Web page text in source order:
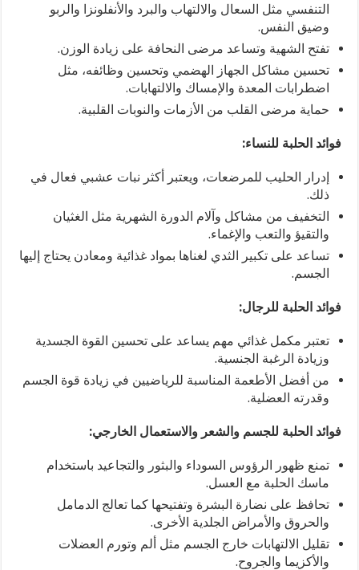
التنفسي مثل السعال والالتهاب والبرد والأنفلونزا والربو
وضيق النفس.
تفتح الشهية وتساعد مرضى النحافة على زيادة الوزن.
تحسين مشاكل الجهاز الهضمي وتحسين وظائفه، مثل
اضطرابات المعدة والإمساك والالتهابات.
حماية مرضى القلب من الأزمات والنوبات القلبية.
فوائد الحلبة للنساء:
إدرار الحليب للمرضعات، ويعتبر أكثر نبات عشبي فعال في
ذلك.
التخفيف من مشاكل وآلام الدورة الشهرية مثل الغثيان
والتقيؤ والتعب والإغماء.
تساعد على تكبير الثدي لغناها بمواد غذائية ومعادن يحتاج إليها
الجسم.
فوائد الحلبة للرجال:
تعتبر مكمل غذائي مهم يساعد على تحسين القوة الجسدية
وزيادة الرغبة الجنسية.
من أفضل الأطعمة المناسبة للرياضيين في زيادة قوة الجسم
وقدرته العضلية.
فوائد الحلبة للجسم والشعر والاستعمال الخارجي:
تمنع ظهور الرؤوس السوداء والبثور والتجاعيد باستخدام
ماسك الحلبة مع العسل.
تحافظ على نضارة البشرة وتفتيحها كما تعالج الدمامل
والحروق والأمراض الجلدية الأخرى.
تقليل الالتهابات خارج الجسم مثل ألم وتورم العضلات
والأكزيما والجروح.